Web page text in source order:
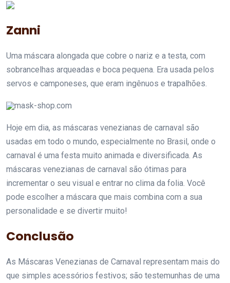
Zanni
Uma máscara alongada que cobre o nariz e a testa, com
sobrancelhas arqueadas e boca pequena. Era usada pelos
servos e camponeses, que eram ingênuos e trapalhões.
mask-shop.com
Hoje em dia, as máscaras venezianas de carnaval são
usadas em todo o mundo, especialmente no Brasil, onde o
carnaval é uma festa muito animada e diversificada. As
máscaras venezianas de carnaval são ótimas para
incrementar o seu visual e entrar no clima da folia. Você
pode escolher a máscara que mais combina com a sua
personalidade e se divertir muito!
Conclusão
As Máscaras Venezianas de Carnaval representam mais do
que simples acessórios festivos; são testemunhas de uma